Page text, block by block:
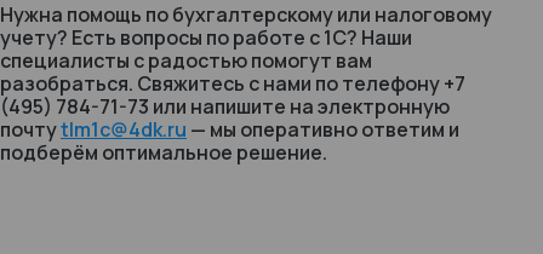
Нужна помощь по бухгалтерскому или налоговому
учету? Есть вопросы по работе с 1С? Наши
специалисты с радостью помогут вам
разобраться. Свяжитесь с нами по телефону +7
(495) 784-71-73 или напишите на электронную
почтуtlm1c@4dk.ru — мы оперативно ответим и
подберём оптимальное решение.